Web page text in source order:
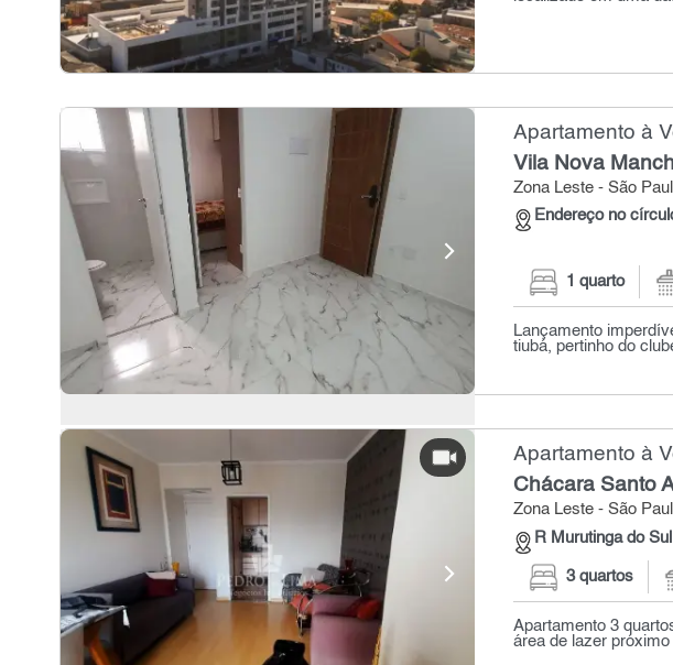
Apartamento à
Vila Nova
Zona Leste - São
Endereço no
1 quarto
Lançamento
tiubá, pertinho do
Apartamento à
Chácara Santo
Zona Leste - São
R Murutinga do Sul
3 quartos
Apartamento 3
área de lazer